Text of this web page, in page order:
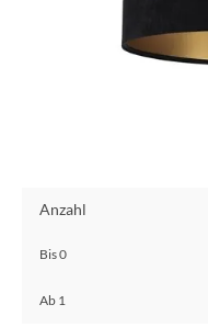
Anzahl
Bis0
Ab 1